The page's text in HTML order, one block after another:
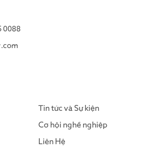
0088
Tin tức và Sự kiện
Cơ hội nghề nghiệp
Liên Hệ